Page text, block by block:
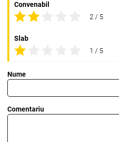
Convenabil
2 / 5
Slab
1 / 5
Nume
Comentariu